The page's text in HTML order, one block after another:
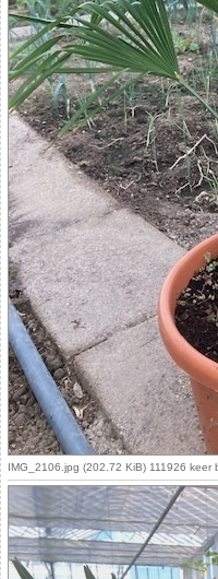
IMG_2106.jpg (202.72 KiB) 111926 keer